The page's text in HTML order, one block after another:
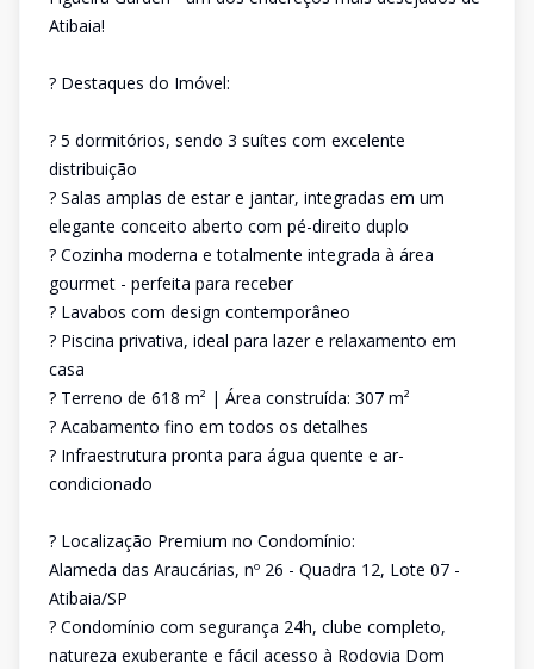
Atibaia!
? Destaques do Imóvel:
? 5 dormitórios, sendo 3 suítes com excelente
distribuição
? Salas amplas de estar e jantar, integradas em um
elegante conceito aberto com pé-direito duplo
? Cozinha moderna e totalmente integrada à área
gourmet - perfeita para receber
? Lavabos com design contemporâneo
? Piscina privativa, ideal para lazer e relaxamento em
casa
? Terreno de 618 m² | Área construída: 307 m²
? Acabamento fino em todos os detalhes
? Infraestrutura pronta para água quente e ar-
condicionado
? Localização Premium no Condomínio:
Alameda das Araucárias, nº 26 - Quadra 12, Lote 07 -
Atibaia/SP
? Condomínio com segurança 24h, clube completo,
natureza exuberante e fácil acesso à Rodovia Dom